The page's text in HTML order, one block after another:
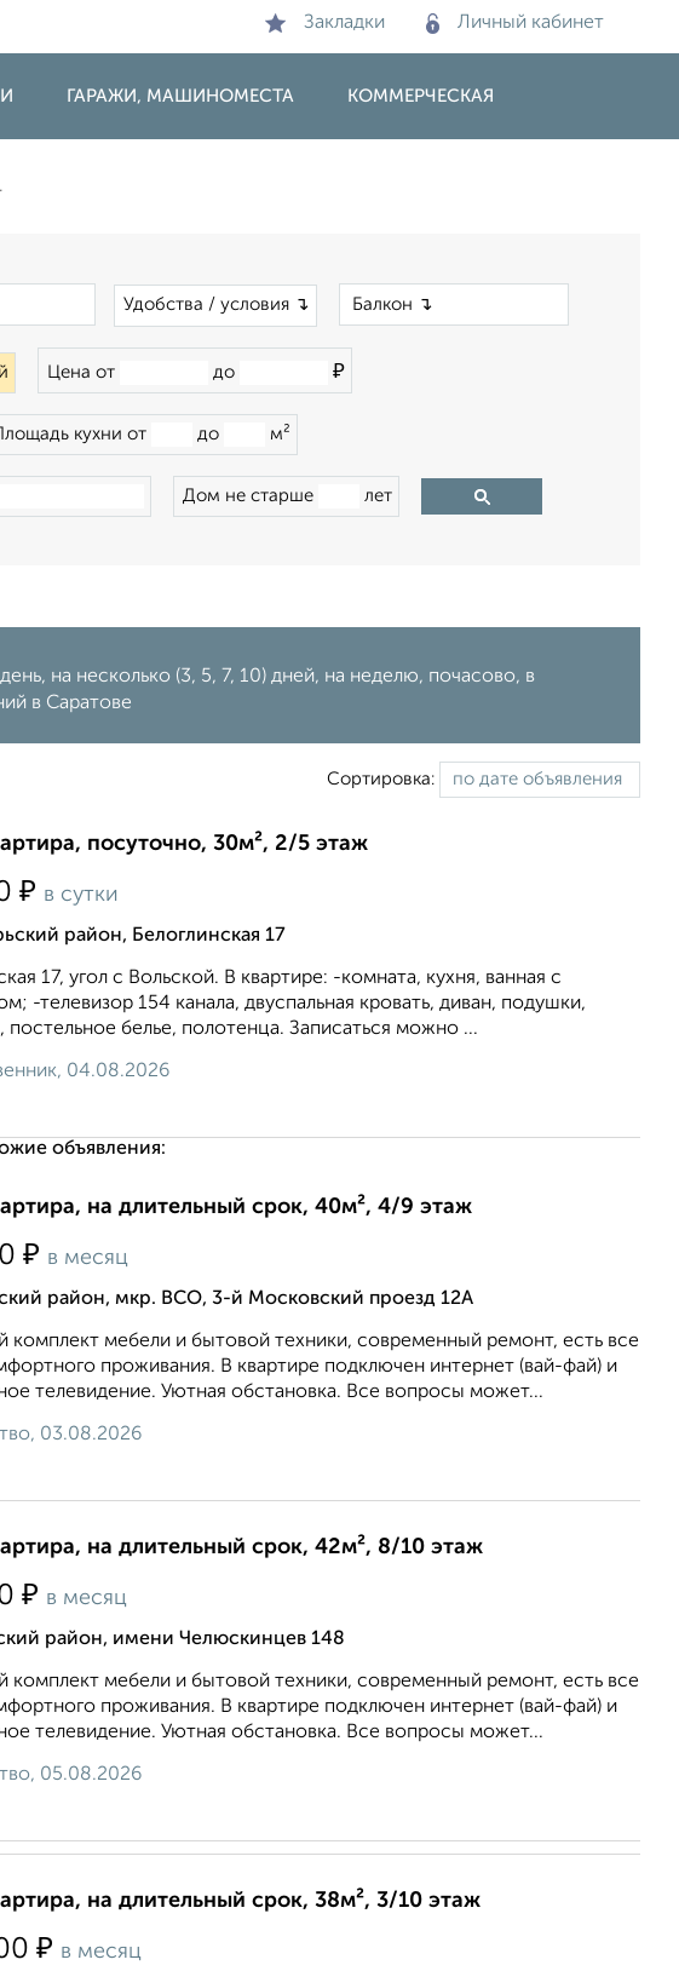
Закладки Личный кабинет
ГАРАЖИ, МАШИНОМЕСТА КОММЕРЧЕСКАЯ
Удобства / условия ↴
Цена от до ₽
кухни от до м²
Дом не старше лет
на несколько (3, 5, 7, 10) дней, на неделю, почасово, в
в Саратове
Сортировка:
посуточно, 30м², 2/5 этаж
₽ в сутки
район, Белоглинская 17
17, угол с Вольской. В квартире: -комната, кухня, ванная с
-телевизор 154 канала, двуспальная кровать, диван, подушки,
постельное белье, полотенца. Записаться можно ...
04.08.2026
объявления:
на длительный срок, 40м², 4/9 этаж
₽ в месяц
район, мкр. ВСО, 3-й Московский проезд 12А
комплект мебели и бытовой техники, современный ремонт, есть все
проживания. В квартире подключен интернет (вай-фай) и
телевидение. Уютная обстановка. Все вопросы может...
03.08.2026
на длительный срок, 42м², 8/10 этаж
₽ в месяц
район, имени Челюскинцев 148
комплект мебели и бытовой техники, современный ремонт, есть все
проживания. В квартире подключен интернет (вай-фай) и
телевидение. Уютная обстановка. Все вопросы может...
05.08.2026
на длительный срок, 38м², 3/10 этаж
₽ в месяц